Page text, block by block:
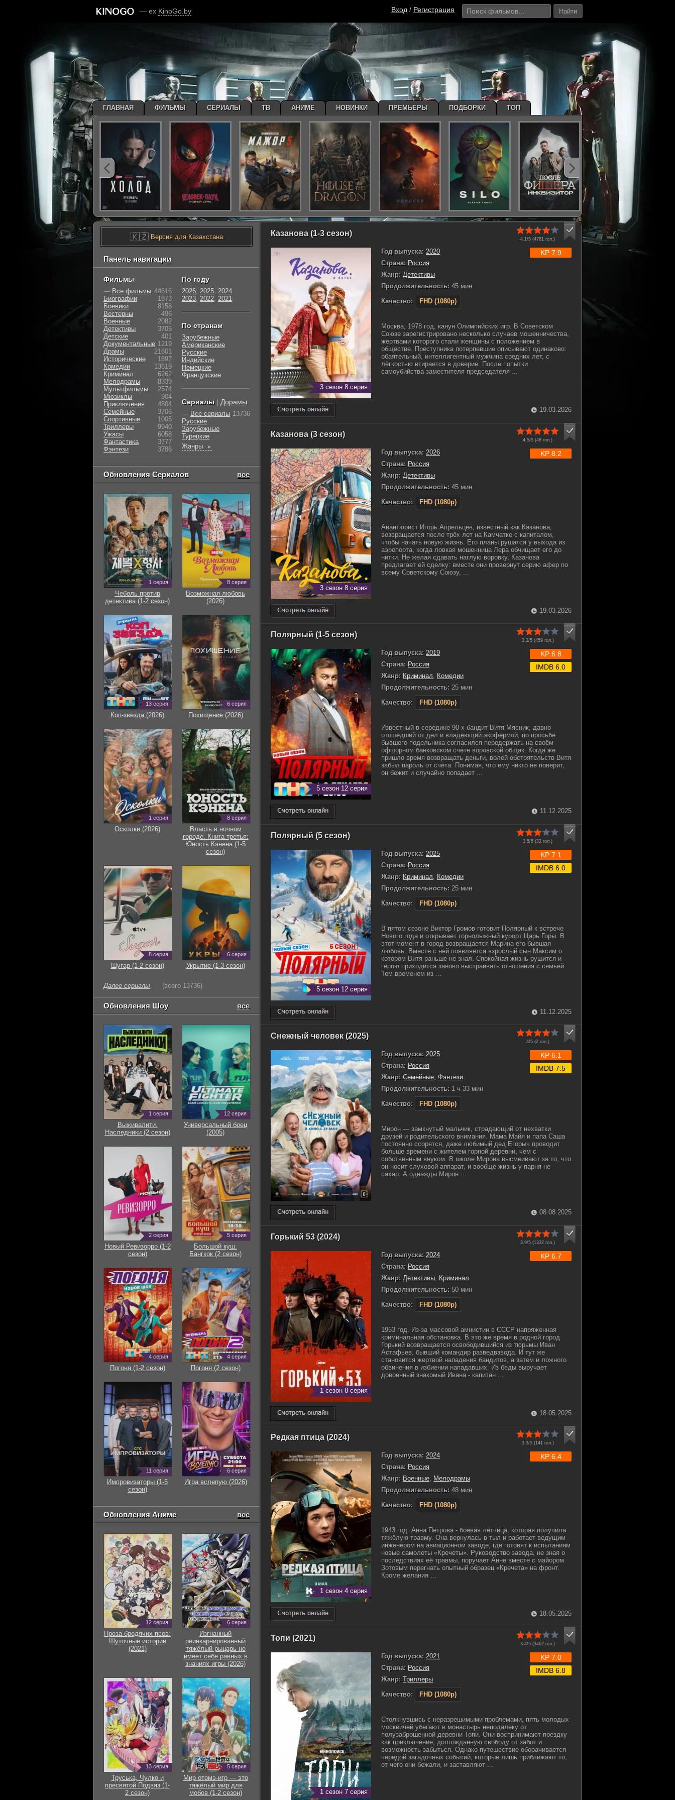
— ex KinoGo.by Вход / Регистрация Найти
Казанова (1-3 сезон)
4.1/5 (4781 гол.)
3 сезон 8 серия
Год выпуска: 2020
Страна: Россия
Жанр: Детективы
Продолжительность: 45 мин
Качество:
FHD (1080p)
KP 7.9
Москва, 1978 год, канун Олимпийских игр. В Советском
Союзе зарегистрировано несколько случаев мошенничества,
жертвами которого стали женщины с положением в
обществе. Преступника потерпевшие описывают одинаково:
обаятельный, интеллигентный мужчина средних лет, с
лёгкостью втирается в доверие. После попытки
самоубийства заместителя председателя ...
19.03.2026
Казанова (3 сезон)
4.5/5 (48 гол.)
3 сезон 8 серия
Год выпуска: 2026
Страна: Россия
Жанр: Детективы
Продолжительность: 45 мин
Качество:
FHD (1080p)
KP 8.2
Авантюрист Игорь Апрельцев, известный как Казанова,
возвращается после трёх лет на Камчатке с капиталом,
чтобы начать новую жизнь. Его планы рушатся у выхода из
аэропорта, когда ловкая мошенница Лера обчищает его до
нитки. Не желая сдавать наглую воровку, Казанова
предлагает ей сделку: вместе они провернут серию афер по
всему Советскому Союзу, ...
19.03.2026
Полярный (1-5 сезон)
3.3/5 (459гол.)
5 сезон 12 серия
Год выпуска: 2019
Страна: Россия
Жанр: Криминал, Комедии
Продолжительность: 25 мин
Качество:
FHD (1080p)
KP 6.8
IMDB 6.0
Известный в середине 90-х бандит Витя Мясник, давно
отошедший от дел и владеющий экофермой, по просьбе
бывшего подельника согласился передержать на своём
офшорном банковском счёте воровской общак. Когда же
пришло время возвращать деньги, волей обстоятельств Витя
забыл пароль от счёта. Понимая, что ему никто не поверит,
он бежит и случайно попадает ...
11.12.2025
Полярный (5 сезон)
3.5/5 (32 гол.)
5 сезон 12 серия
Год выпуска: 2025
Страна: Россия
Жанр: Криминал
Комедии
Продолжительность: 25 мин
Качество:
FHD (1080p)
KP 7.1
IMDB 6.0
В пятом сезоне Виктор Громов готовит Полярный к встрече
Нового года и открывает горнолыжный курорт Царь Горы. В
этот момент в город возвращается Марина его бывшая
любовь. Вместе с ней появляется взрослый сын Максим о
котором Витя раньше не знал. Спокойная жизнь рушится и
герою приходится заново выстраивать отношения с семьей.
Тем временем из ...
11.12.2025
Снежный человек (2025)
4/5 (2гол.)
Год выпуска: 2025
Страна: Россия
Жанр: Семейные, Фэнтези
Продолжительность: 1 ч 33 мин
Качество:
FHD (1080p)
KP 6.1
IMDB 7.5
Мирон — замкнутый мальчик, страдающий от нехватки
друзей и родительского внимания. Мама Майя и папа Саша
постоянно ссорятся, даже любимый дед Егорыч проводит
больше времени с жителем горной деревни, чем с
собственным внуком. В школе Мирона высмеивают за то, что
он носит слуховой аппарат, и вообще жизнь у парня не
сахар. А однажды Мирон ...
08.08.2025
Горький 53 (2024)
3.9/5 (1332 гол.)
1 сезон 8 серия
Год выпуска: 2024
Страна: Россия
Жанр: Детективы Криминал
Продолжительность: 50 мин
Качество:
FHD (1080p)
KP 6.7
1953 год. Из-за массовой амнистии в СССР напряженная
криминальная обстановка. В это же время в родной город
Горький возвращается освободившийся из тюрьмы Иван
Астафьев, бывший командир разведвзвода. И тут же
становится жертвой нападения бандитов, а затем и ложного
обвинения в избиении нападавших. Из беды выручает
довоенный знакомый Ивана - капитан ...
18.05.2025
Редкая птица (2024)
3.3/5 (141гол.)
1 сезон 4 серия
Год выпуска: 2024
Страна: Россия
Жанр: Военные, Мелодрамы
Продолжительность: 48 мин
Качество:
FHD (1080p)
KP 6.4
1943 год. Анна Петрова - боевая лётчица, которая получила
тяжёлую травму. Она вернулась в тыл и работает ведущим
инженером на авиационном заводе, где готовят к испытаниям
новые самолеты «Кречеты». Руководство завода, не зная о
последствиях её травмы, поручает Анне вместе с майором
Зотовым перегнать опытный образец «Кречета» на фронт.
Кроме желания ...
18.05.2025
Топи (2021)
3.4/5 (3462 гол.)
1 сезон 7 серия
Год выпуска: 2021
Страна: Россия
Жанр: Триллеры
Качество:
FHD (1080p)
KP 7.0
IMDB 6.8
Столкнувшись с неразрешимыми проблемами, пять молодых
москвичей убегают в монастырь неподалеку от
полузаброшенной деревни Топи. Они воспринимают поездку
как приключение, долгожданную свободу от забот и
возможность забыться. Однако путешествие оборачивается
чередой загадочных событий, которые лишь приближают то,
от чего они бежали, и заставляют ...
🇰🇿Версия для Казахстана
Панель навигации
Фильмы
— Все фильмы 44616
Биографии
1873
Боевики
8158
Вестерны
496
Военные
2082
Детективы
3705
Детские
401
Документальные 1219
Драмы
21601
Исторические
1897
Комедии
13619
Криминал
6262
Мелодрамы
8339
Мультфильмы
2574
Мюзиклы
904
Приключения
4804
Семейные
3706
Cпортивные
1005
Триллеры
9940
Ужасы
6058
Фантастика
3777
Фэнтези
3786
По году
2026, 2025, 2024,
2023, 2022, 2021
По странам
Зарубежные
Американские
Русские
Индийские
Немецкие
Французские
Сериалы | Дорамы
— Все сериалы 13736
Русские
Зарубежные
Турецкие
Жанры
►
Обновления Сериалов все
1 серия
Чеболь против
детектива (1-2 сезон)
8 серия
Возможная любовь
(2026)
13 серия
Коп-звезда (2026)
6 серия
Похищение (2026)
1 серия
Осколки (2026)
8 серия
Власть в ночном
городе. Книга третья:
Юность Кэнена (1-5
сезон)
8 серия
Шугар (1-2 сезон)
6 серия
Укрытие (1-3 сезон)
Далее сериалы (всего 13736)
Обновления Шоу все
1 серия
Выживалити.
Наследники (2 сезон)
12 серия
Универсальный боец
(2005)
2 серия
Новый Ревизорро (1-2
сезон)
5 серия
Большой куш.
Бангкок (2 сезон)
4 серия
Погоня (1-2 сезон)
4 серия
Погоня (2 сезон)
11 серия
Импровизаторы (1-5
сезон)
6 серия
Игра вслепую (2026)
Обновления Аниме все
12 серия
Проза бродячих псов:
Шуточные истории
(2021)
6 серия
Изгнанный
реинкарнированный
тяжёлый рыцарь не
имеет себе равных в
знаниях игры (2026)
13 серия
Труська, Чулко и
пресвятой Подвяз (1-
2 сезон)
5 серия
Мир отомэ-игр — это
тяжёлый мир для
мобов (1-2 сезон)
ГЛАВНАЯ ФИЛЬМЫ СЕРИАЛЫ ТВ АНИМЕ НОВИНКИ ПРЕМЬЕРЫ ПОДБОРКИ ТОП